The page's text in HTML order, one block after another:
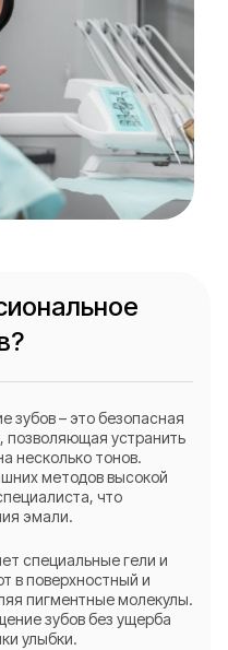
зубов – это безопасная
позволяющая устранить
несколько тонов.
методов высокой
что
эмали.
специальные гели и
в поверхностный и
пигментные молекулы.
зубов без ущерба
улыбки.